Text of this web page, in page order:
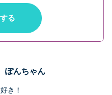
ぽんちゃん
き！